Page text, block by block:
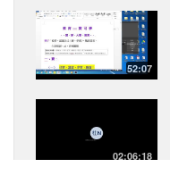
52:07
02:06:18